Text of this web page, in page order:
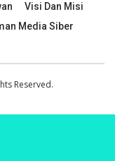
Visi Dan Misi
Media Siber
Reserved.